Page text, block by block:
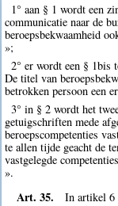
1° aan § 1 wordt een
communicatie naar de
beroepsbekwaamheid
»;
2° er wordt een § 1bis
De titel van
betrokken persoon een
3° in § 2 wordt het
getuigschriften mede
beroepscompetenties
te allen tijde geacht de
vastgelegde
».
Art. 35.
In artikel 6